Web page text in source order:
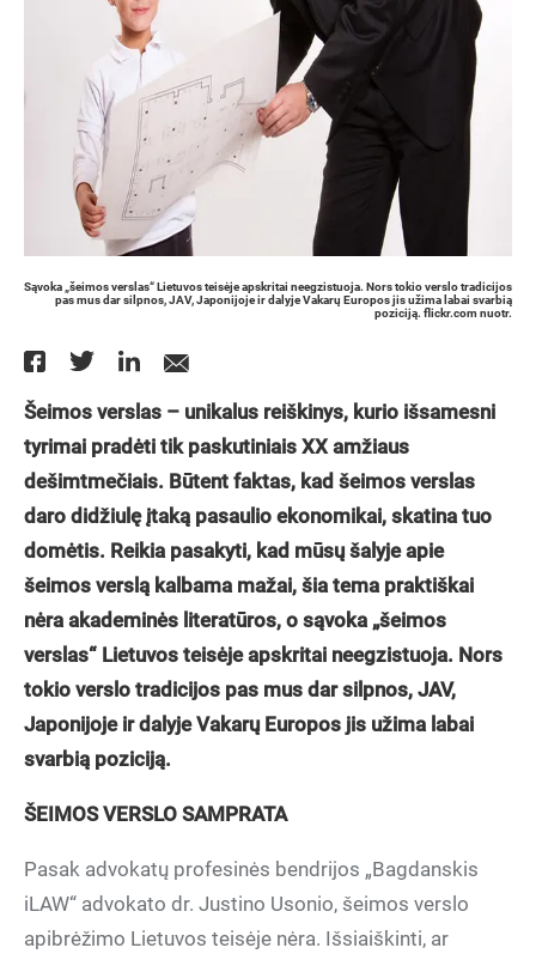
Sąvoka „šeimos verslas“ Lietuvos teisėje apskritai neegzistuoja. Nors tokio verslo tradicijos
pas mus dar silpnos, JAV, Japonijoje ir dalyje Vakarų Europos jis užima labai svarbią
poziciją. flickr.com nuotr.
Šeimos verslas – unikalus reiškinys, kurio išsamesni
tyrimai pradėti tik paskutiniais XX amžiaus
dešimtmečiais. Būtent faktas, kad šeimos verslas
daro didžiulę įtaką pasaulio ekonomikai, skatina tuo
domėtis. Reikia pasakyti, kad mūsų šalyje apie
šeimos verslą kalbama mažai, šia tema praktiškai
nėra akademinės literatūros, o sąvoka „šeimos
verslas“ Lietuvos teisėje apskritai neegzistuoja. Nors
tokio verslo tradicijos pas mus dar silpnos, JAV,
Japonijoje ir dalyje Vakarų Europos jis užima labai
svarbią poziciją.
ŠEIMOS VERSLO SAMPRATA
Pasak advokatų profesinės bendrijos „Bagdanskis
iLAW“ advokato dr. Justino Usonio, šeimos verslo
apibrėžimo Lietuvos teisėje nėra. Išsiaiškinti, ar